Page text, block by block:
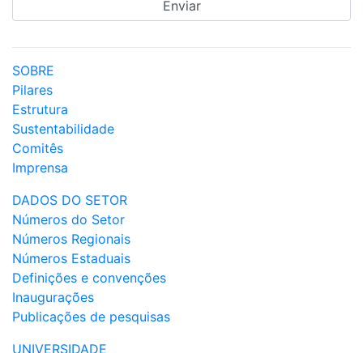
SOBRE
Pilares
Estrutura
Sustentabilidade
Comitês
Imprensa
DADOS DO SETOR
Números do Setor
Números Regionais
Números Estaduais
Definições e convenções
Inaugurações
Publicações de pesquisas
UNIVERSIDADE